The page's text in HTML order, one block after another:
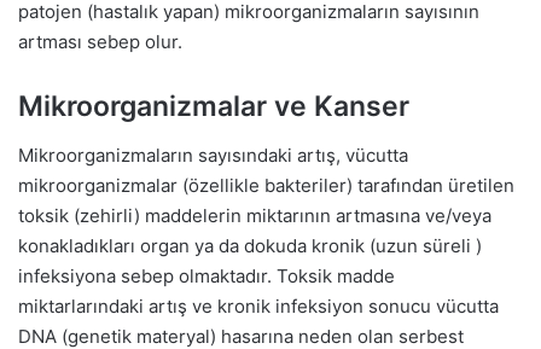
patojen (hastalık yapan) mikroorganizmaların sayısının
artması sebep olur.
Mikroorganizmalar ve Kanser
Mikroorganizmaların sayısındaki artış, vücutta
mikroorganizmalar (özellikle bakteriler) tarafından üretilen
toksik (zehirli) maddelerin miktarının artmasına ve/veya
konakladıkları organ ya da dokuda kronik (uzun süreli )
infeksiyona sebep olmaktadır. Toksik madde
miktarlarındaki artış ve kronik infeksiyon sonucu vücutta
DNA (genetik materyal) hasarına neden olan serbest